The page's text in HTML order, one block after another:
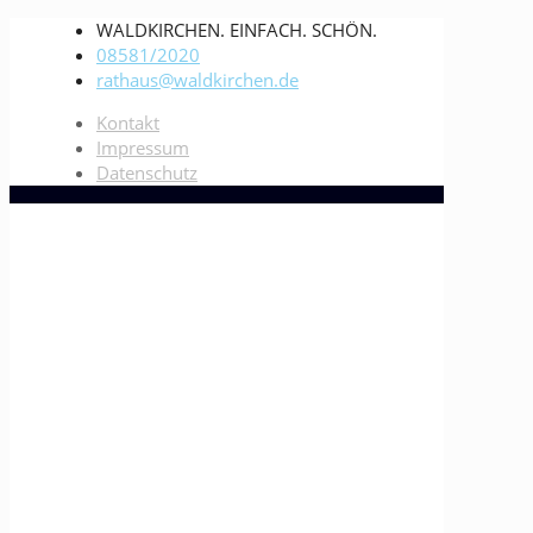
WALDKIRCHEN. EINFACH. SCHÖN.
08581/2020
rathaus@waldkirchen.de
Kontakt
Impressum
Datenschutz